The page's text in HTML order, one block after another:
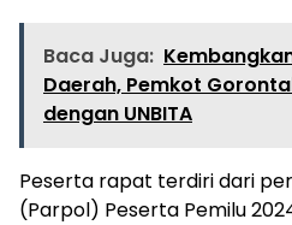
Baca Juga:
Daerah, Pemkot
dengan UNBITA
Peserta rapat terdiri dari
(Parpol) Peserta Pemilu